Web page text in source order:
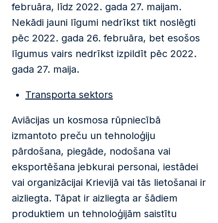
februāra, līdz 2022. gada 27. maijam.
Nekādi jauni līgumi nedrīkst tikt noslēgti
pēc 2022. gada 26. februāra, bet esošos
līgumus vairs nedrīkst izpildīt pēc 2022.
gada 27. maija.
Transporta sektors
Aviācijas un kosmosa rūpniecībā
izmantoto preču un tehnoloģiju
pārdošana, piegāde, nodošana vai
eksportēšana jebkurai personai, iestādei
vai organizācijai Krievijā vai tās lietošanai ir
aizliegta. Tāpat ir aizliegta ar šādiem
produktiem un tehnoloģijām saistītu